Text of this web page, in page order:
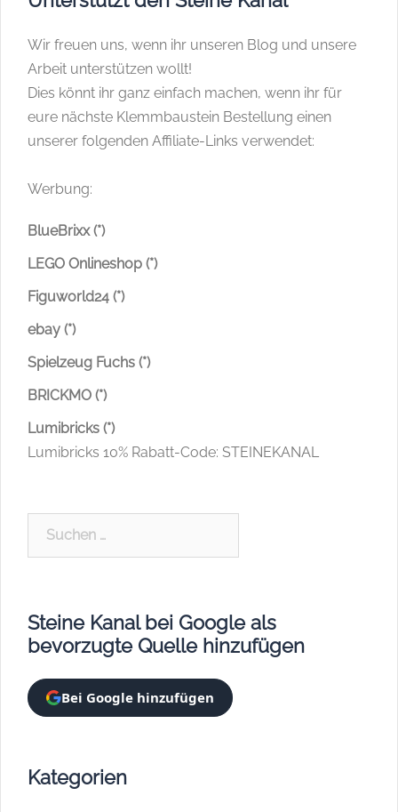
Wir freuen uns, wenn ihr unseren Blog und unsere
Arbeit unterstützen wollt!
Dies könnt ihr ganz einfach machen, wenn ihr für
eure nächste Klemmbaustein Bestellung einen
unserer folgenden Affiliate-Links verwendet:
Werbung:
BlueBrixx (*)
LEGO Onlineshop (*)
Figuworld24 (*)
ebay (*)
Spielzeug Fuchs (*)
BRICKMO (*)
Lumibricks (*)
Lumibricks 10% Rabatt-Code: STEINEKANAL
Steine Kanal bei Google als
bevorzugte Quelle hinzufügen
Bei Google hinzufügen
Kategorien